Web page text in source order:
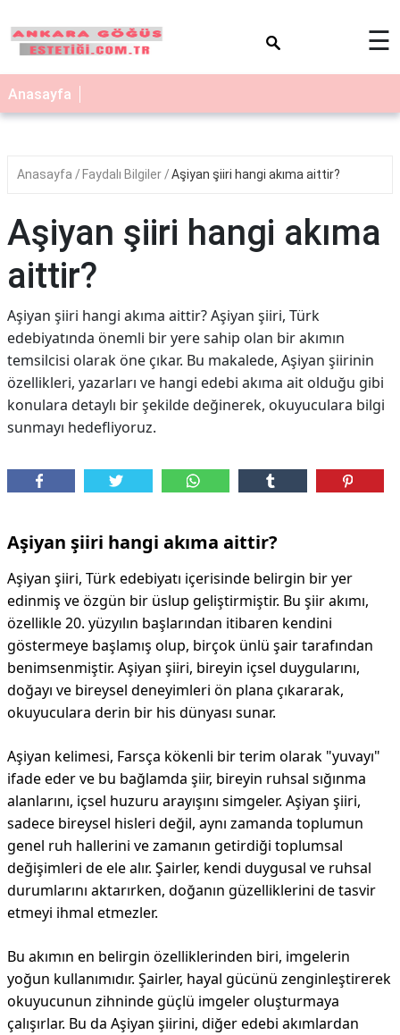
☰
Anasayfa
Anasayfa Faydalı Bilgiler Aşiyan şiiri hangi akıma aittir?
Aşiyan şiiri hangi akıma
aittir?
Aşiyan şiiri hangi akıma aittir? Aşiyan şiiri, Türk
edebiyatında önemli bir yere sahip olan bir akımın
temsilcisi olarak öne çıkar. Bu makalede, Aşiyan şiirinin
özellikleri, yazarları ve hangi edebi akıma ait olduğu gibi
konulara detaylı bir şekilde değinerek, okuyuculara bilgi
sunmayı hedefliyoruz.
Aşiyan şiiri hangi akıma aittir?
Aşiyan şiiri, Türk edebiyatı içerisinde belirgin bir yer
edinmiş ve özgün bir üslup geliştirmiştir. Bu şiir akımı,
özellikle 20. yüzyılın başlarından itibaren kendini
göstermeye başlamış olup, birçok ünlü şair tarafından
benimsenmiştir. Aşiyan şiiri, bireyin içsel duygularını,
doğayı ve bireysel deneyimleri ön plana çıkararak,
okuyuculara derin bir his dünyası sunar.
Aşiyan kelimesi, Farsça kökenli bir terim olarak "yuvayı"
ifade eder ve bu bağlamda şiir, bireyin ruhsal sığınma
alanlarını, içsel huzuru arayışını simgeler. Aşiyan şiiri,
sadece bireysel hisleri değil, aynı zamanda toplumun
genel ruh hallerini ve zamanın getirdiği toplumsal
değişimleri de ele alır. Şairler, kendi duygusal ve ruhsal
durumlarını aktarırken, doğanın güzelliklerini de tasvir
etmeyi ihmal etmezler.
Bu akımın en belirgin özelliklerinden biri, imgelerin
yoğun kullanımıdır. Şairler, hayal gücünü zenginleştirerek
okuyucunun zihninde güçlü imgeler oluşturmaya
çalışırlar. Bu da Aşiyan şiirini, diğer edebi akımlardan